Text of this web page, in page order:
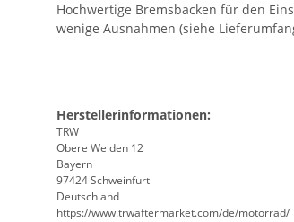
Hochwertige Bremsbacken für den
wenige Ausnahmen (siehe
Herstellerinformationen:
TRW
Obere Weiden 12
Bayern
97424 Schweinfurt
Deutschland
https://www.trwaftermarket.com/de/motorrad/